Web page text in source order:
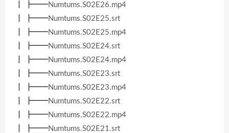
┃ ┣━━Numtums.S02E26.mp4
┃ ┣━━Numtums.S02E25.srt
┃ ┣━━Numtums.S02E25.mp4
┃ ┣━━Numtums.S02E24.srt
┃ ┣━━Numtums.S02E24.mp4
┃ ┣━━Numtums.S02E23.srt
┃ ┣━━Numtums.S02E23.mp4
┃ ┣━━Numtums.S02E22.srt
┃ ┣━━Numtums.S02E22.mp4
┃ ┣━━Numtums.S02E21.srt